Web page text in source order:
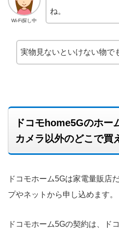
Wi-Fi探し中
ね。
実物見ないといけない物で
ドコモhome5Gのホー
カメラ以外のどこで買
ドコモホーム5Gは家電量販店
プやネットから申し込めます。
ドコモホーム5Gの契約は、ド